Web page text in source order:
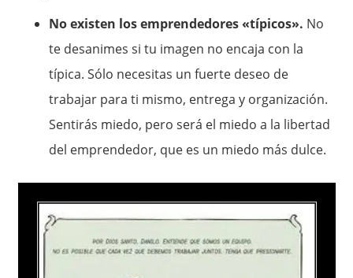
No existen los emprendedores «típicos». No
te desanimes si tu imagen no encaja con la
típica. Sólo necesitas un fuerte deseo de
trabajar para ti mismo, entrega y organización.
Sentirás miedo, pero será el miedo a la libertad
del emprendedor, que es un miedo más dulce.